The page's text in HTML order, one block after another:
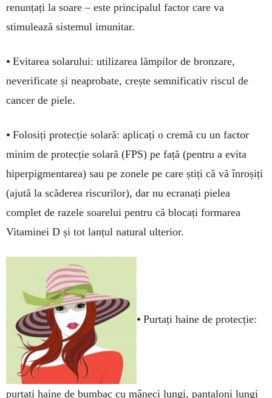
renunțați la soare – este principalul factor care va
stimulează sistemul imunitar.
• Evitarea solarului: utilizarea lămpilor de bronzare,
neverificate și neaprobate, crește semnificativ riscul de
cancer de piele.
• Folosiți protecție solară: aplicați o cremă cu un factor
minim de protecție solară (FPS) pe față (pentru a evita
hiperpigmentarea) sau pe zonele pe care știți că vă înroșiți
(ajută la scăderea riscurilor), dar nu ecranați pielea
complet de razele soarelui pentru că blocați formarea
Vitaminei D și tot lanțul natural ulterior.
• Purtați haine de protecție:
purtați haine de bumbac cu mâneci lungi, pantaloni lungi